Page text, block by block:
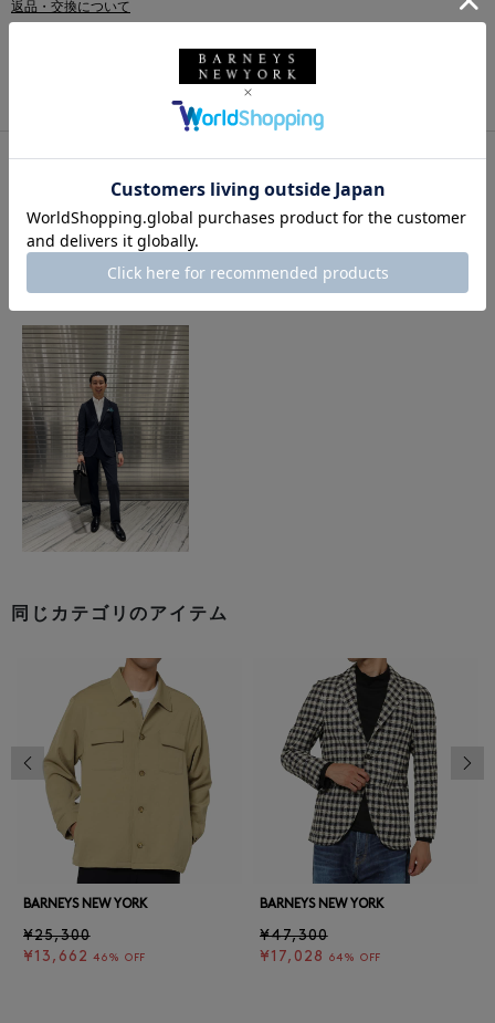
返品・交換について
このアイテムをシェアする
このアイテムを使用したスタイリング
同じカテゴリのアイテム
BARNEYS NEW YORK
¥25,300
¥13,662 46% OFF
BARNEYS NEW YORK
¥47,300
¥17,028
64% OFF
前の画像